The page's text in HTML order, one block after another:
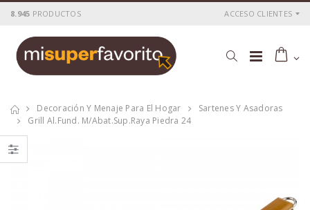
8.945 PRODUCTOS ACCESO CLIENTES
Decoración Y Menaje Para El Hogar
Sartenes Y Asadoras
Grill Al.fund. M/abat.sup.raya Piedra 24